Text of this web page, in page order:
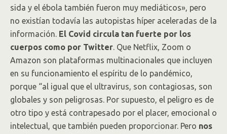
sida y el ébola también fueron muy mediáticos», pero
no existían todavía las autopistas híper aceleradas de la
información. El Covid circula tan fuerte por los
cuerpos como por Twitter. Que Netflix, Zoom o
Amazon son plataformas multinacionales que incluyen
en su funcionamiento el espíritu de lo pandémico,
porque “al igual que el ultravirus, son contagiosas, son
globales y son peligrosas. Por supuesto, el peligro es de
otro tipo y está contrapesado por el placer, emocional o
intelectual, que también pueden proporcionar. Pero nos